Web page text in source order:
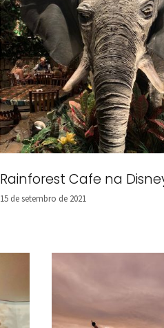
Rainforest Cafe na
15 de setembro de 2021